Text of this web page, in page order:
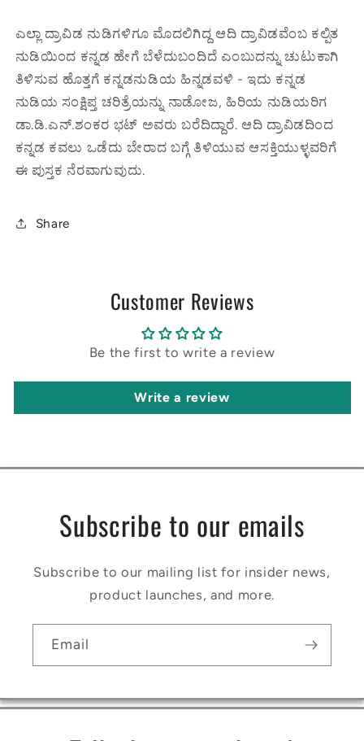
ಎಲ್ಲಾ ದ್ರಾವಿಡ ನುಡಿಗಳಿಗೂ ಮೊದಲಿಗಿದ್ದ ಆದಿ ದ್ರಾವಿಡವೆಂಬ ಕಲ್ಪಿತ
ನುಡಿಯಿಂದ ಕನ್ನಡ ಹೇಗೆ ಬೆಳೆದುಬಂದಿದೆ ಎಂಬುದನ್ನು ಚುಟುಕಾಗಿ
ತಿಳಿಸುವ ಹೊತ್ತಗೆ ಕನ್ನಡನುಡಿಯ ಹಿನ್ನಡವಳಿ - ಇದು ಕನ್ನಡ
ನುಡಿಯ ಸಂಕ್ಷಿಪ್ತ ಚರಿತ್ರೆಯನ್ನು ನಾಡೋಜ, ಹಿರಿಯ ನುಡಿಯರಿಗ
ಡಾ.ಡಿ.ಎನ್.ಶಂಕರ ಭಟ್ ಅವರು ಬರೆದಿದ್ದಾರೆ. ಆದಿ ದ್ರಾವಿಡದಿಂದ
ಕನ್ನಡ ಕವಲು ಒಡೆದು ಬೇರಾದ ಬಗ್ಗೆ ತಿಳಿಯುವ ಆಸಕ್ತಿಯುಳ್ಳವರಿಗೆ
ಈ ಪುಸ್ತಕ ನೆರವಾಗುವುದು.
Share
Customer Reviews
Be the first to write a review
Write a review
Subscribe to our emails
Subscribe to our mailing list for insider news,
product launches, and more.
Email